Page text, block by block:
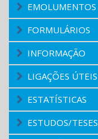
EMOLUMENTOS
FORMULÁRIOS
INFORMAÇÃO
LIGAÇÕES ÚTEIS
ESTATÍSTICAS
ESTUDOS/TESES